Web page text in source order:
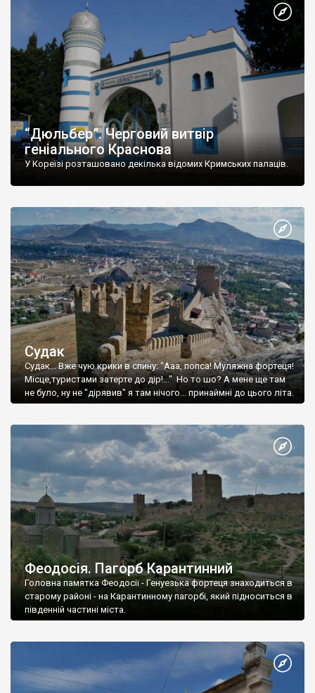
“Дюльбер”. Черговий витвір
геніального Краснова
У Кореїзі розташовано декілька відомих Кримських палаців.
Судак
Судак... Вже чую крики в спину: "Ааа, попса! Муляжна фортеця!
Місце,туристами затерте до дір!..." Но то шо? А мене ще там
не було, ну не "дірявив" я там нічого... принаймні до цього літа.
Феодосія. Пагорб Карантинний
Головна памятка Феодосії - Генуезька фортеця знаходиться в
старому районі - на Карантинному пагорбі, який підноситься в
південній частині міста.